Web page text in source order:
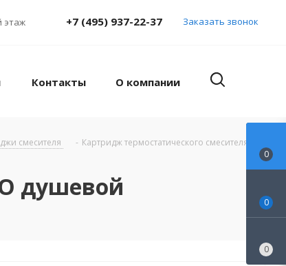
этаж +7 (495) 937-22-37 Заказать звонок
Контакты О компании
смесителя - Картридж термостатического смесителя '10
душевой
0
0
0